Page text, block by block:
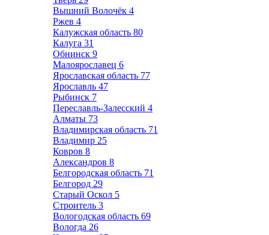
Вышний Волочёк 4
Ржев 4
Калужская область 80
Калуга 31
Обнинск 9
Малоярославец 6
Ярославская область 77
Ярославль 47
Рыбинск 7
Переславль-Залесский 4
Алматы 73
Владимирская область 71
Владимир 25
Ковров 8
Александров 8
Белгородская область 71
Белгород 29
Старый Оскол 5
Строитель 3
Вологодская область 69
Вологда 26